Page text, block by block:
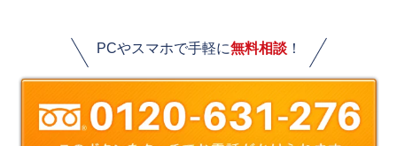
PCやスマホで手軽に無料相談！